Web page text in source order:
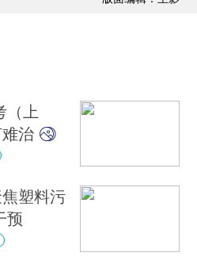
（上
治
焦塑料污
预